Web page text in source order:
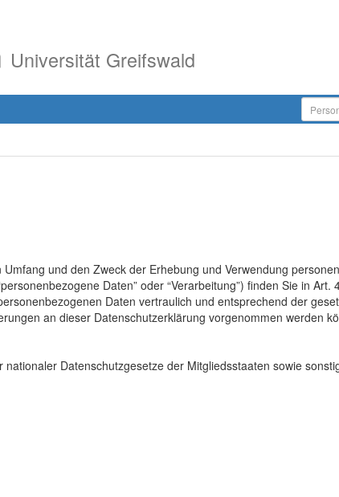
Universität Greifswald
und den Zweck der Erhebung und Verwendung
Daten” oder “Verarbeitung”) finden Sie in Art.
Daten vertraulich und entsprechend der
an dieser Datenschutzerklärung vorgenommen werden
Datenschutzgesetze der Mitgliedsstaaten sowie